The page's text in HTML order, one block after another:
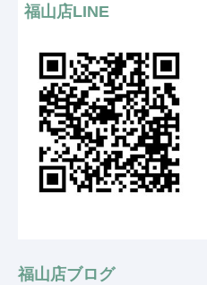
福山店LINE
福山店ブログ